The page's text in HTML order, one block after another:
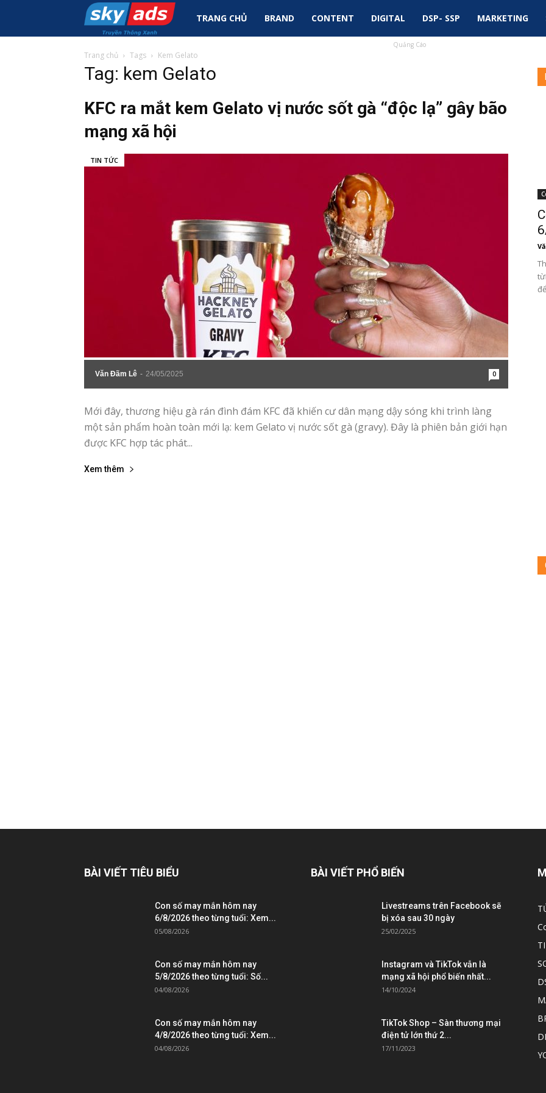
Sky
Ads
TRANG CHỦ BRAND CONTENT DIGITAL DSP- SSP MARKETING
Quảng Cáo
Trang chủ Tags Kem Gelato
Tag: kem Gelato
KFC ra mắt kem Gelato vị nước sốt gà “độc lạ” gây bão
mạng xã hội
Văn Đãm Lê - 24/05/2025 0
TIN TỨC
Mới đây, thương hiệu gà rán đình đám KFC đã khiến cư dân mạng dậy sóng khi trình làng
một sản phẩm hoàn toàn mới lạ: kem Gelato vị nước sốt gà (gravy). Đây là phiên bản giới hạn
được KFC hợp tác phát...
Xem thêm
BÀI VIẾT TIÊU BIỂU
Con số may mắn hôm nay
6/8/2026 theo từng tuổi: Xem...
05/08/2026
Con số may mắn hôm nay
5/8/2026 theo từng tuổi: Số...
04/08/2026
Con số may mắn hôm nay
4/8/2026 theo từng tuổi: Xem...
04/08/2026
BÀI VIẾT PHỔ BIẾN
Livestreams trên Facebook sẽ
bị xóa sau 30 ngày
25/02/2025
Instagram và TikTok vẫn là
mạng xã hội phổ biến nhất...
14/10/2024
TikTok Shop – Sàn thương mại
điện tử lớn thứ 2...
17/11/2023